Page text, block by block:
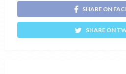
SHARE ON
SHARE ON